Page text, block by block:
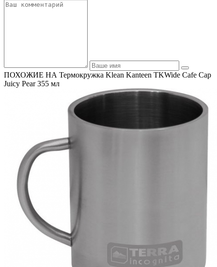
ПОХОЖИЕ НА Термокружка Klean Kanteen TKWide Cafe Cap
Juicy Pear 355 мл